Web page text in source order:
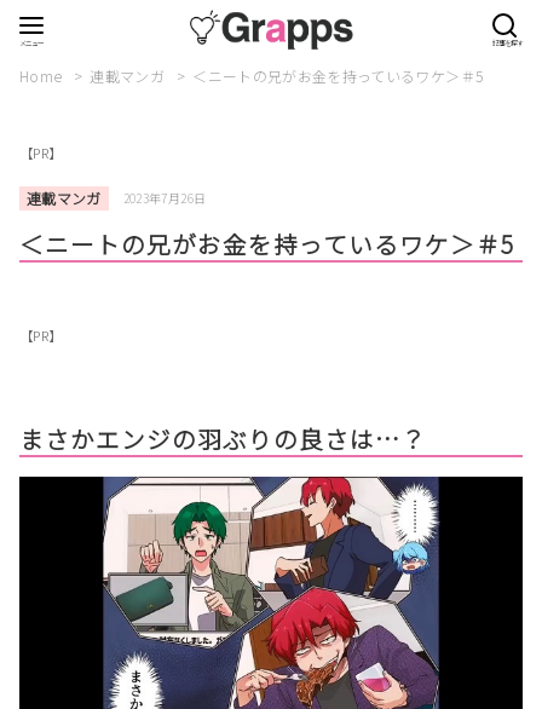
Home 連載マンガ ＜ニートの兄がお金を持っているワケ＞＃5
【PR】
連載マンガ 2023年7月26日
＜ニートの兄がお金を持っているワケ＞＃5
【PR】
まさかエンジの羽ぶりの良さは…？